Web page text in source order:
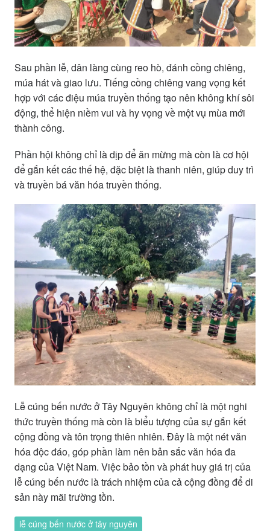
Sau phần lễ, dân làng cùng reo hò, đánh cồng chiêng,
múa hát và giao lưu. Tiếng cồng chiêng vang vọng kết
hợp với các điệu múa truyền thống tạo nên không khí sôi
động, thể hiện niềm vui và hy vọng về một vụ mùa mới
thành công.
Phần hội không chỉ là dịp để ăn mừng mà còn là cơ hội
để gắn kết các thế hệ, đặc biệt là thanh niên, giúp duy trì
và truyền bá văn hóa truyền thống.
Lễ cúng bến nước ở Tây Nguyên không chỉ là một nghi
thức truyền thống mà còn là biểu tượng của sự gắn kết
cộng đồng và tôn trọng thiên nhiên. Đây là một nét văn
hóa độc đáo, góp phần làm nên bản sắc văn hóa đa
dạng của Việt Nam. Việc bảo tồn và phát huy giá trị của
lễ cúng bến nước là trách nhiệm của cả cộng đồng để di
sản này mãi trường tồn.
lễ cúng bến nước ở tây nguyên